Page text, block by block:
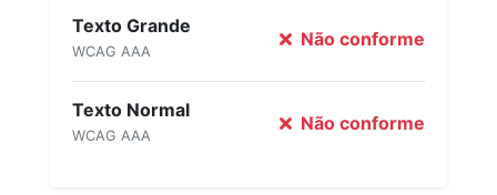
Texto Grande
WCAG AAA
Não conforme
Texto Normal
WCAG AAA
Não conforme